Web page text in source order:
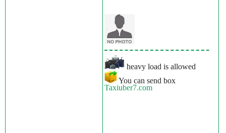
heavy load is allowed
You can send box
Taxiuber7.com